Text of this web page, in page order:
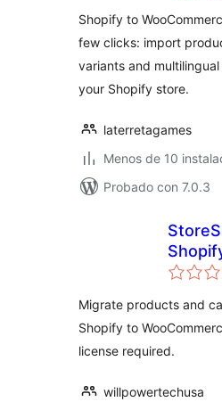
Shopify to
few clicks: import
variants and
your Shopify store.
laterretagames
Menos de 10
Probado con 7.0.3
for
Migrate products and
Shopify to
license required.
willpowertechusa